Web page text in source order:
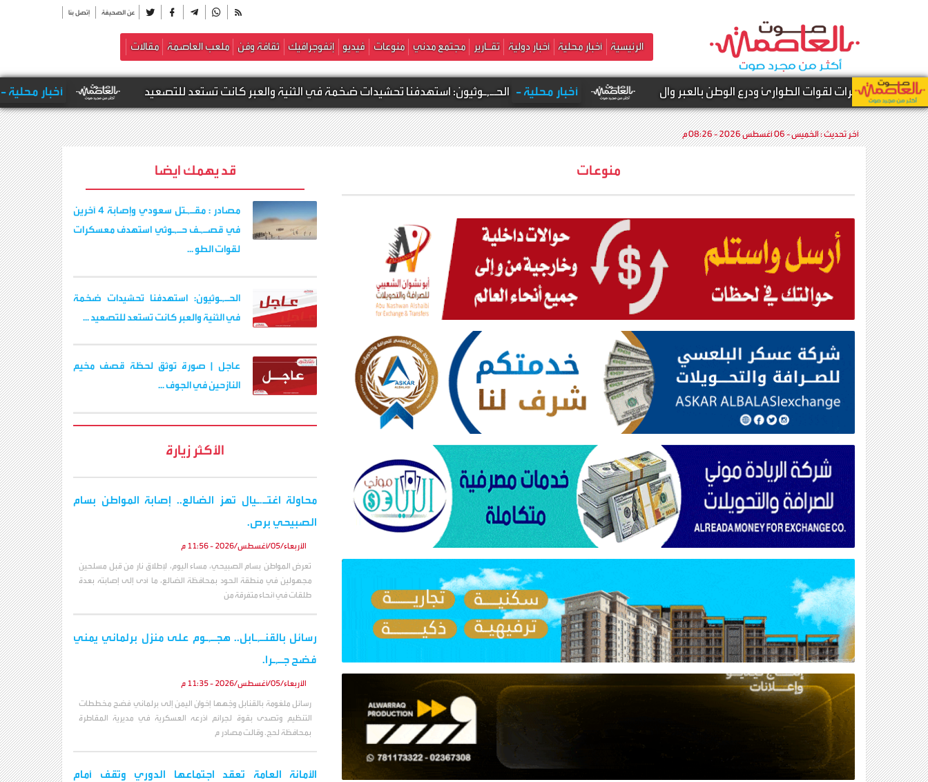
عن الصحيفة إتصل بنا
الرئيسية أخبار محلية أخبار دولية تقـارير مجتمع مدني منوعات فيديو إنفوجرافيك ثقافة وفن ملعب العاصمة مقالات
أخبار محلية - الحـ,ـوثيون: استهدفنا تحشيدات ضخمة في الثنية والعبر كانت تستعد للتصعيد أخبار محلية - قوات الطوارئ
آخر تحديث :الخميس - 06 أغسطس 2026 - 08:26 م
منوعات قد يهمك ايضا
مصادر : مقـ,ـتل سعودي وإصابة 4 آخرين
في قصـ,ـف حـ,ـوثي استهدف معسكرات
لقوات الطو ...
الحـ,ـوثيون: استهدفنا تحشيدات ضخمة
في الثنية والعبر كانت تستعد للتصعيد ...
عاجل | صورة توثق لحظة قصف مخيم
النازحين في الجوف ...
الأكثر زيارة
محاولة اغتـ.ـيال تهز الضالع.. إصابة المواطن بسام
الصبيحي برص.
الأربعاء/05/أغسطس/2026 - 11:56 م
تعرض المواطن بسام الصبيحي، مساء اليوم، لإطلاق نار من قبل مسلحين
مجهولين في منطقة الحود بمحافظة الضالع، ما أدى إلى إصابته بعدة
طلقات في أنحاء متفرقة من
رسائل بالقنـ,ـابل.. هجـ,ـوم على منزل برلماني يمني
فضح جـ,ـرا.
الأربعاء/05/أغسطس/2026 - 11:35 م
رسائل ملغومة بالقنابل وجّهها إخوان اليمن إلى برلماني فضح مخططات
التنظيم وتصدى بقوة لجرائم أذرعه العسكرية في مديرية المقاطرة
بمحافظة لحج. وقالت مصادر م
الأمانة العامة تعقد اجتماعها الدوري وتقف أمام